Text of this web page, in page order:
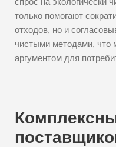
только помогают
отходов, но и
чистыми методами, что
аргументом для